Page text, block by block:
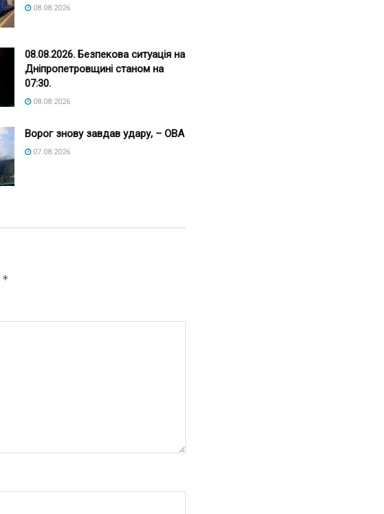
08.08.2026
08.08.2026. Безпекова ситуація на
Дніпропетровщині станом на
07:30.
08.08.2026
Ворог знову завдав удару, – ОВА
07.08.2026
*